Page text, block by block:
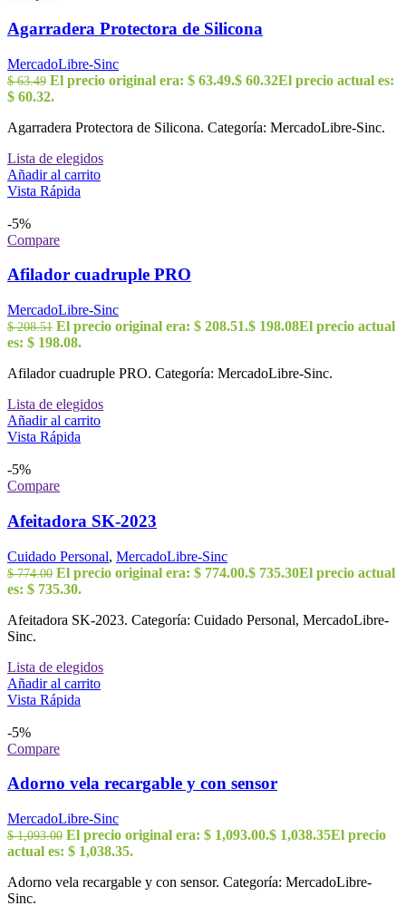
Agarradera Protectora de Silicona
MercadoLibre-Sinc
$63.49 El precio original era: $ 63.49.$ 60.32El precio actual es:
$ 60.32.
Agarradera Protectora de Silicona. Categoría: MercadoLibre-Sinc.
Lista de elegidos
Añadir al carrito
Vista Rápida
-5%
Compare
Afilador cuadruple PRO
MercadoLibre-Sinc
$208.51 El precio original era: $ 208.51.$ 198.08El precio actual
es: $ 198.08.
Afilador cuadruple PRO. Categoría: MercadoLibre-Sinc.
Lista de elegidos
Añadir al carrito
Vista Rápida
-5%
Compare
Afeitadora SK-2023
Cuidado Personal, MercadoLibre-Sinc
$774.00 El precio original era: $ 774.00.$ 735.30El precio actual
es: $ 735.30.
Afeitadora SK-2023. Categoría: Cuidado Personal, MercadoLibre-
Sinc.
Lista de elegidos
Añadir al carrito
Vista Rápida
-5%
Compare
Adorno vela recargable y con sensor
MercadoLibre-Sinc
$1,093.00 El precio original era: $ 1,093.00.$ 1,038.35El precio
actual es: $ 1,038.35.
Adorno vela recargable y con sensor. Categoría: MercadoLibre-
Sinc.